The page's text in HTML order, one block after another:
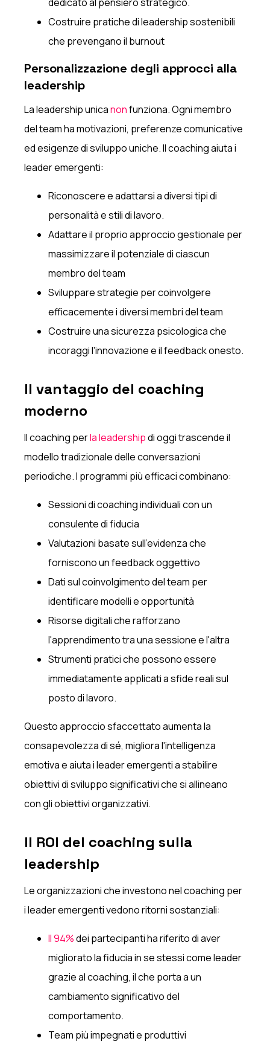
Costruire pratiche di leadership sostenibili
che prevengano il burnout
Personalizzazione degli approcci alla
leadership
La leadership unicanonfunziona. Ogni membro
del team ha motivazioni, preferenze comunicative
ed esigenze di sviluppo uniche. Il coaching aiuta i
leader emergenti:
Riconoscere e adattarsi a diversi tipi di
personalità e stili di lavoro.
Adattare il proprio approccio gestionale per
massimizzare il potenziale di ciascun
membro del team
Sviluppare strategie per coinvolgere
efficacemente i diversi membri del team
Costruire una sicurezza psicologica che
incoraggi l'innovazione e il feedback onesto.
Il vantaggio del coaching
moderno
Il coaching perla leadershipdi oggi trascende il
modello tradizionale delle conversazioni
periodiche. I programmi più efficaci combinano:
Sessioni di coaching individuali con un
consulente di fiducia
Valutazioni basate sull'evidenza che
forniscono un feedback oggettivo
Dati sul coinvolgimento del team per
identificare modelli e opportunità
Risorse digitali che rafforzano
l'apprendimento tra una sessione e l'altra
Strumenti pratici che possono essere
immediatamente applicati a sfide reali sul
posto di lavoro.
Questo approccio sfaccettato aumenta la
consapevolezza di sé, migliora l'intelligenza
emotiva e aiuta i leader emergenti a stabilire
obiettivi di sviluppo significativi che si allineano
con gli obiettivi organizzativi.
Il ROI del coaching sulla
leadership
Le organizzazioni che investono nel coaching per
i leader emergenti vedono ritorni sostanziali:
Il 94%dei partecipanti ha riferito di aver
migliorato la fiducia in se stessi come leader
grazie al coaching, il che porta a un
cambiamento significativo del
comportamento.
Team più impegnati e produttivi